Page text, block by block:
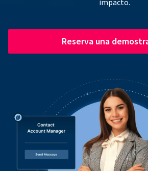
Reserva una